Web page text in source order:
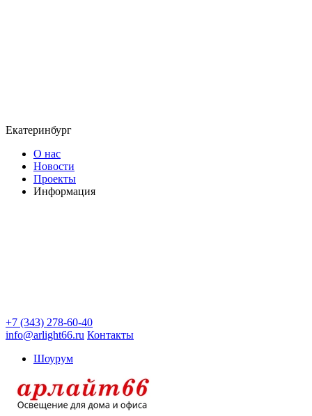
Екатеринбург
О нас
Новости
Проекты
Информация
+7 (343) 278-60-40
info@arlight66.ru Контакты
Шоурум